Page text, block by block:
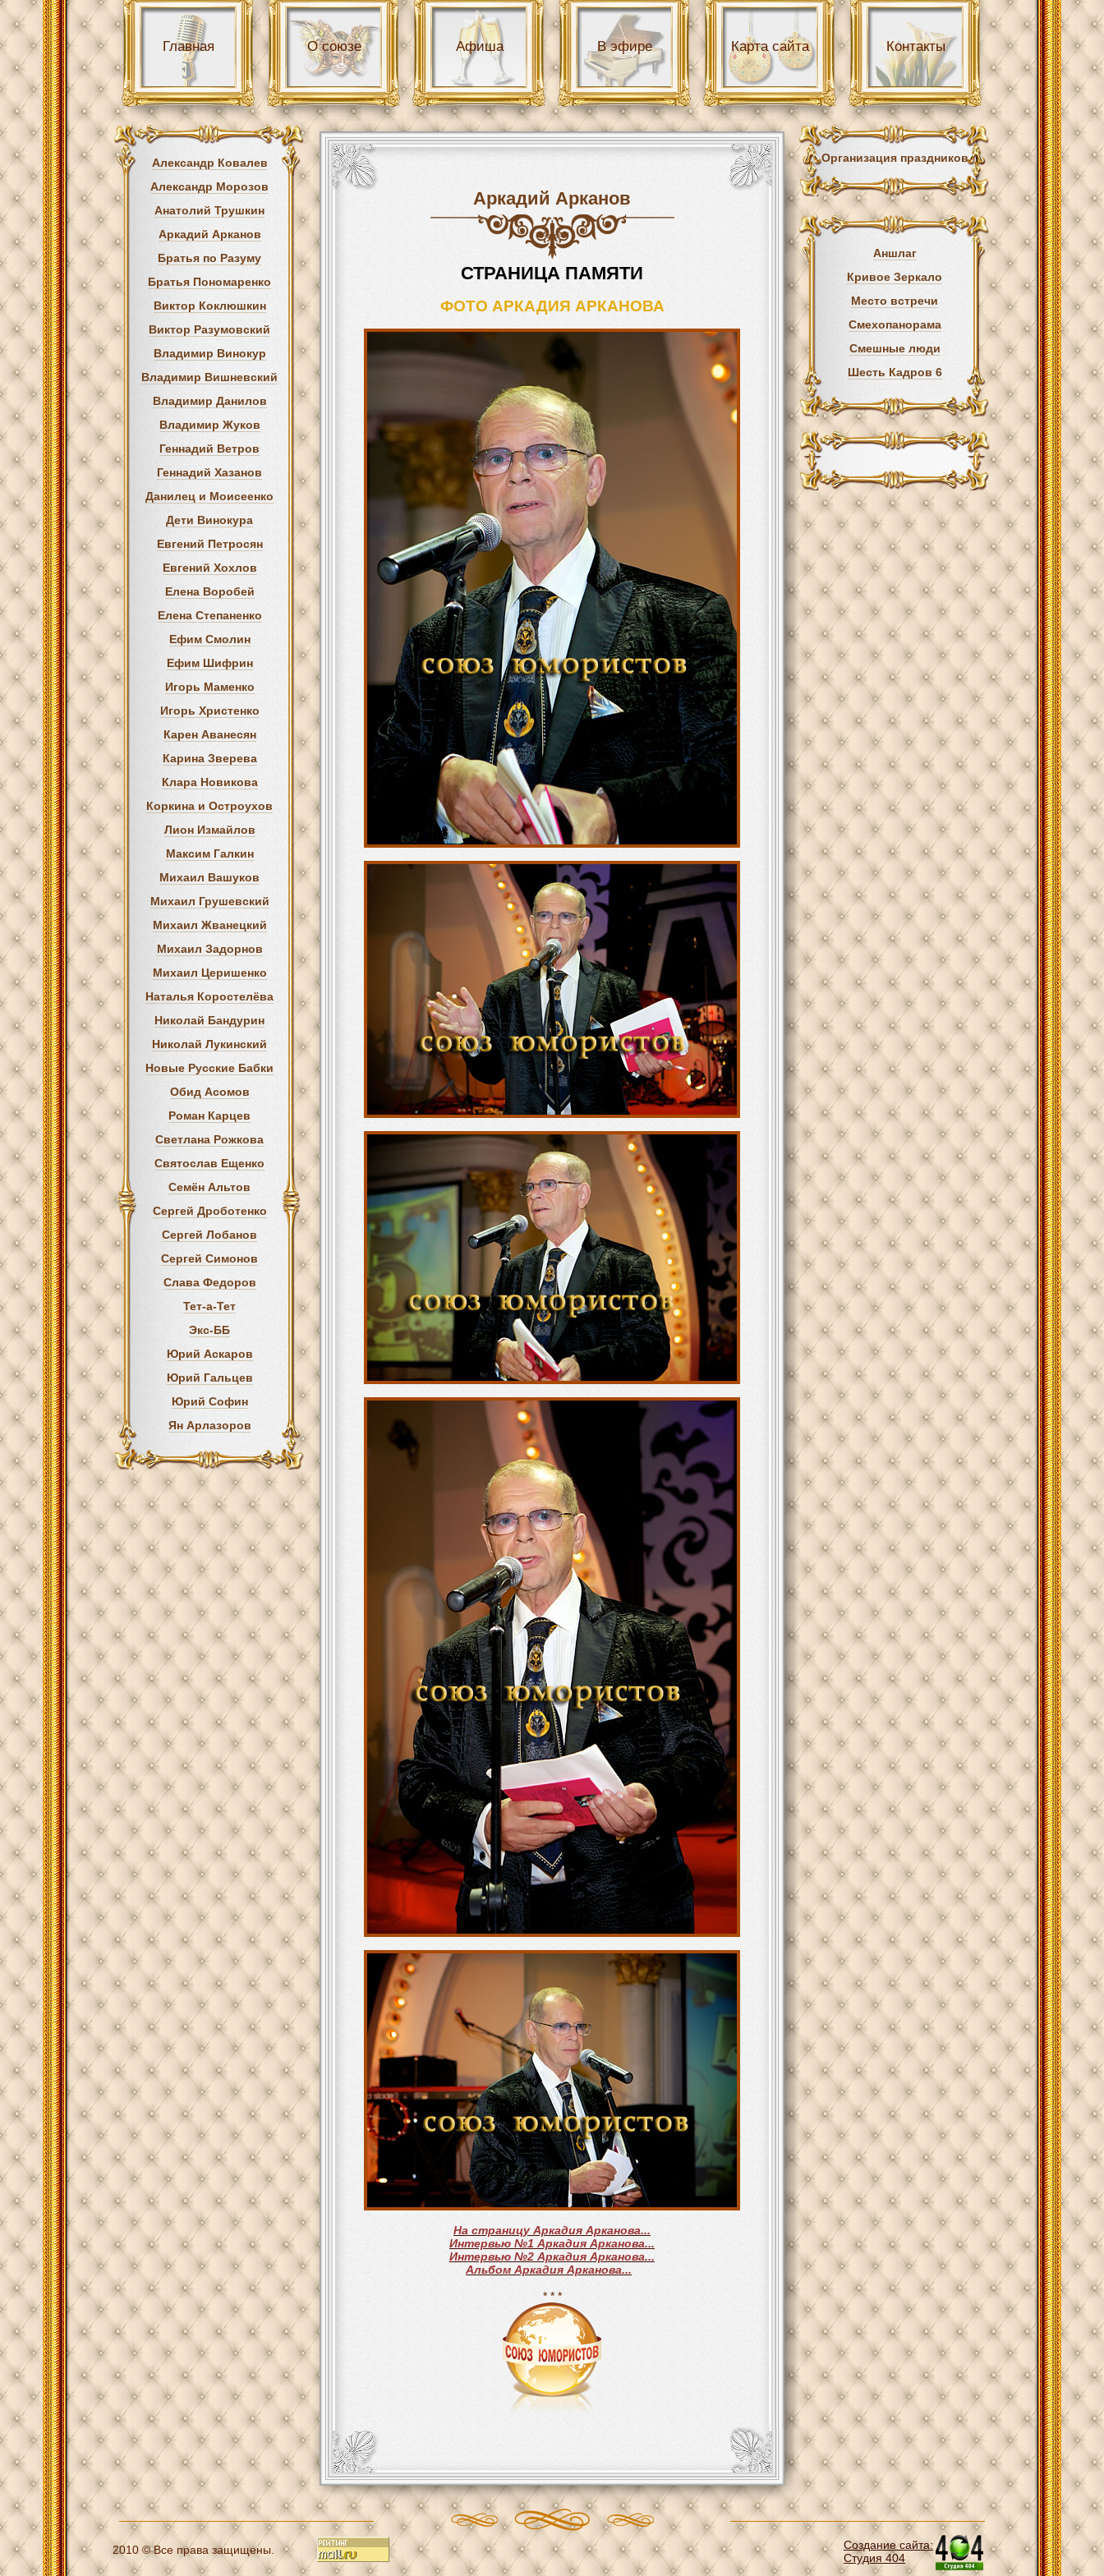
Главная О союзе Афиша В эфире Карта сайта Контакты
Александр Ковалев
Александр Морозов
Анатолий Трушкин
Аркадий Арканов
Братья по Разуму
Братья Пономаренко
Виктор Коклюшкин
Виктор Разумовский
Владимир Винокур
Владимир Вишневский
Владимир Данилов
Владимир Жуков
Геннадий Ветров
Геннадий Хазанов
Данилец и Моисеенко
Дети Винокура
Евгений Петросян
Евгений Хохлов
Елена Воробей
Елена Степаненко
Ефим Смолин
Ефим Шифрин
Игорь Маменко
Игорь Христенко
Карен Аванесян
Карина Зверева
Клара Новикова
Коркина и Остроухов
Лион Измайлов
Максим Галкин
Михаил Вашуков
Михаил Грушевский
Михаил Жванецкий
Михаил Задорнов
Михаил Церишенко
Наталья Коростелёва
Николай Бандурин
Николай Лукинский
Новые Русские Бабки
Обид Асомов
Роман Карцев
Светлана Рожкова
Святослав Ещенко
Семён Альтов
Сергей Дроботенко
Сергей Лобанов
Сергей Симонов
Слава Федоров
Тет-а-Тет
Экс-ББ
Юрий Аскаров
Юрий Гальцев
Юрий Софин
Ян Арлазоров
Аркадий Арканов
СТРАНИЦА ПАМЯТИ
ФОТО АРКАДИЯ АРКАНОВА
На страницу Аркадия Арканова...
Интервью №1 Аркадия Арканова...
Интервью №2 Аркадия Арканова...
Альбом Аркадия Арканова...
* * *
Организация праздников
Аншлаг
Кривое Зеркало
Место встречи
Смехопанорама
Смешные люди
Шесть Кадров 6
2010 © Все права защищены.
Создание сайта:
Студия 404